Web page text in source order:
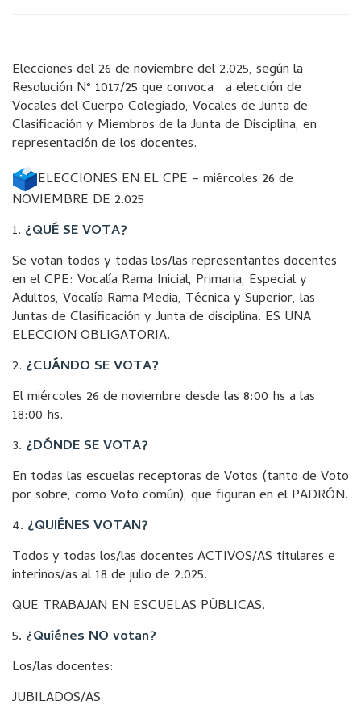
Elecciones del 26 de noviembre del 2.025, según la
Resolución N° 1017/25 que convoca a elección de
Vocales del Cuerpo Colegiado, Vocales de Junta de
Clasificación y Miembros de la Junta de Disciplina, en
representación de los docentes.
ELECCIONES EN EL CPE – miércoles 26 de
NOVIEMBRE DE 2.025
1. ¿QUÉ SE VOTA?
Se votan todos y todas los/las representantes docentes
en el CPE: Vocalía Rama Inicial, Primaria, Especial y
Adultos, Vocalía Rama Media, Técnica y Superior, las
Juntas de Clasificación y Junta de disciplina. ES UNA
ELECCION OBLIGATORIA.
2. ¿CUÁNDO SE VOTA?
El miércoles 26 de noviembre desde las 8:00 hs a las
18:00 hs.
3. ¿DÓNDE SE VOTA?
En todas las escuelas receptoras de Votos (tanto de Voto
por sobre, como Voto común), que figuran en el PADRÓN.
4. ¿QUIÉNES VOTAN?
Todos y todas los/las docentes ACTIVOS/AS titulares e
interinos/as al 18 de julio de 2.025.
QUE TRABAJAN EN ESCUELAS PÚBLICAS.
5. ¿Quiénes NO votan?
Los/las docentes:
JUBILADOS/AS